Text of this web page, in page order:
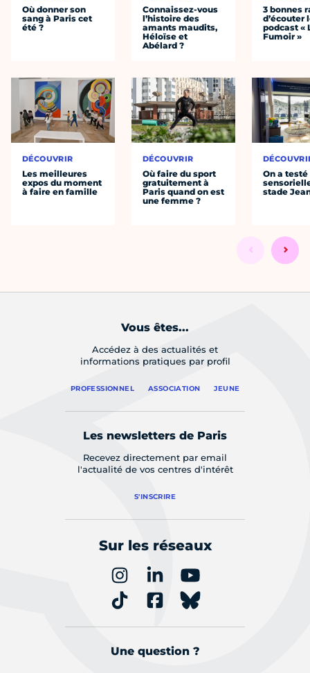
Où donner son
sang à Paris cet
été ?
DÉCOUVRIR
Les meilleures
expos du moment
à faire en famille
Connaissez-vous
l’histoire des
amants maudits,
Héloïse et
Abélard ?
DÉCOUVRIR
Où faire du sport
gratuitement à
Paris quand on est
une femme ?
3 bonnes
d’écouter
podcast «
Fumoir »
On a
stade
Vous êtes...
Accédez à des actualités et
informations pratiques par profil
PROFESSIONNEL ASSOCIATION JEUNE
Les newsletters de Paris
Recevez directement par email
l'actualité de vos centres d'intérêt
S'INSCRIRE
Sur les réseaux
Une question ?